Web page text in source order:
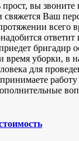
вы звоните
свяжется Ваш
всего
бригадир
время уборки, в
для
работу